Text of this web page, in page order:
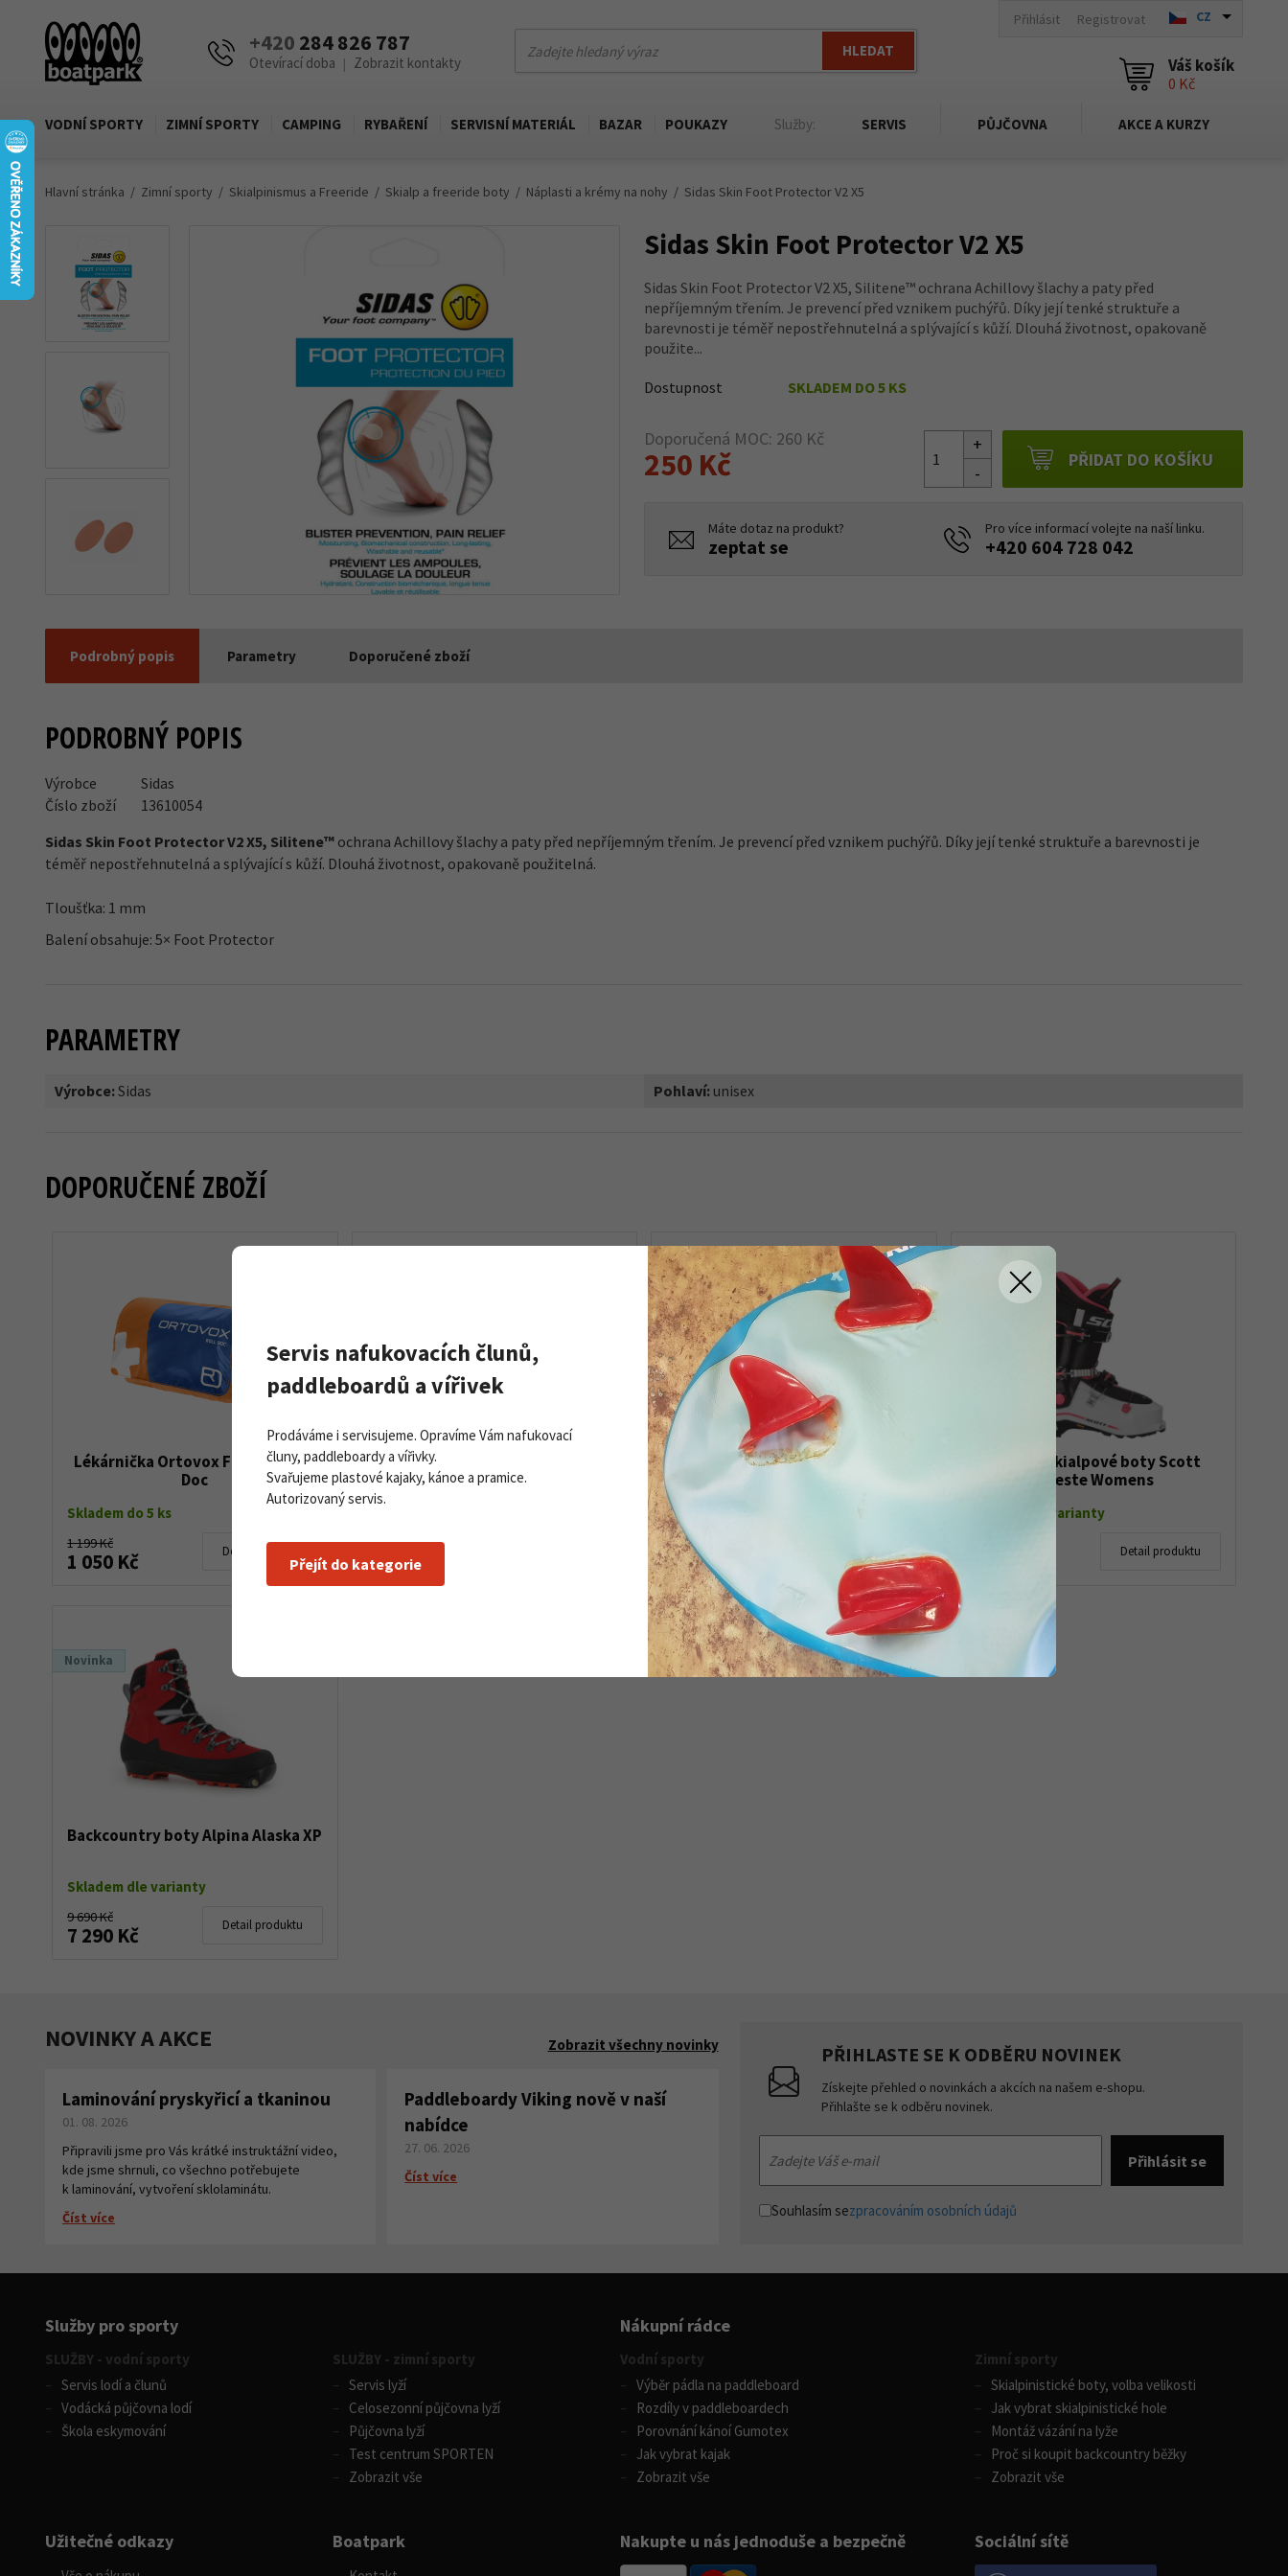
+420 284 826 787
Otevírací doba | Zobrazit kontakty
HLEDAT
Přihlásit Registrovat CZ
Váš košík
0 Kč
VODNÍ SPORTY ZIMNÍ SPORTY CAMPING RYBAŘENÍ SERVISNÍ MATERIÁL BAZAR POUKAZY Služby: SERVIS PŮJČOVNA AKCE A KURZY
Hlavní stránka Zimní sporty Skialpinismus a Freeride Skialp a freeride boty Náplasti a krémy na nohy Sidas Skin Foot Protector V2 X5
Další 1
Sidas Skin Foot Protector V2 X5
Sidas Skin Foot Protector V2 X5, Silitene™ ochrana Achillovy šlachy a paty před
nepříjemným třením. Je prevencí před vznikem puchýřů. Díky její tenké struktuře a
barevnosti je téměř nepostřehnutelná a splývající s kůží. Dlouhá životnost, opakovaně
použite...
Dostupnost SKLADEM DO 5 KS
Doporučená MOC: 260 Kč
250 Kč PŘIDAT DO KOŠÍKU
Máte dotaz na produkt?
zeptat se
Pro více informací volejte na naší linku.
+420 604 728 042
Podrobný popis Parametry Doporučené zboží
PODROBNÝ POPIS
Výrobce
Sidas
Číslo zboží
13610054
Sidas Skin Foot Protector V2 X5, Silitene™ ochrana Achillovy šlachy a paty před nepříjemným třením. Je prevencí před vznikem puchýřů. Díky její tenké struktuře a barevnosti je
téměř nepostřehnutelná a splývající s kůží. Dlouhá životnost, opakovaně použitelná.
Tloušťka: 1 mm
Balení obsahuje: 5× Foot Protector
PARAMETRY
Výrobce:Sidas Pohlaví: unisex
DOPORUČENÉ ZBOŽÍ
Lékárnička Ortovox First Aid Roll
Doc
Skladem do 5 ks
1 199 Kč
1 050 Kč Detail produktu
Dynafit Hoji Free 130 Magnet
19 900 Kč
9 990 Kč
Fischer Transalp Tour
Skladem dle varianty
18 690 Kč
10 750 Kč
Dámské skialpové boty Scott
Celeste Womens
Skladem dle varianty
Detail produktu
Novinka
Backcountry boty Alpina Alaska XP
Skladem dle varianty
9 690 Kč
7 290 Kč Detail produktu
NOVINKY A AKCE Zobrazit všechny novinky
Laminování pryskyřicí a tkaninou
01. 08. 2026
Připravili jsme pro Vás krátké instruktážní video,
kde jsme shrnuli, co všechno potřebujete
k laminování, vytvoření sklolaminátu.
Číst více
Paddleboardy Viking nově v naší
nabídce
27. 06. 2026
Číst více
PŘIHLASTE SE K ODBĚRU NOVINEK
Získejte přehled o novinkách a akcích na našem e-shopu.
Přihlašte se k odběru novinek.
Souhlasím sezpracováním osobních údajů
Sociální sítě
Služby pro sporty
SLUŽBY - vodní sporty
Servis lodí a člunů
Vodácká půjčovna lodí
Škola eskymování
SLUŽBY - zimní sporty
Servis lyží
Celosezonní půjčovna lyží
Půjčovna lyží
Test centrum SPORTEN
Zobrazit vše
Nákupní rádce
Vodní sporty
Výběr pádla na paddleboard
Rozdíly v paddleboardech
Porovnání kánoí Gumotex
Jak vybrat kajak
Zobrazit vše
Zimní sporty
Skialpinistické boty, volba velikosti
Jak vybrat skialpinistické hole
Montáž vázání na lyže
Proč si koupit backcountry běžky
Zobrazit vše
Užitečné odkazy Boatpark Nakupte u nás jednoduše a bezpečně
Servis nafukovacích člunů,
paddleboardů a vířivek
Prodáváme i servisujeme. Opravíme Vám nafukovací
čluny, paddleboardy a vířivky.
Svařujeme plastové kajaky, kánoe a pramice.
Autorizovaný servis.
Přejít do kategorie